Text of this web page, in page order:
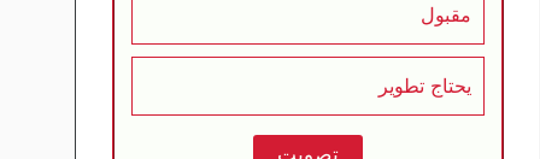
مقبول
يحتاج تطوير